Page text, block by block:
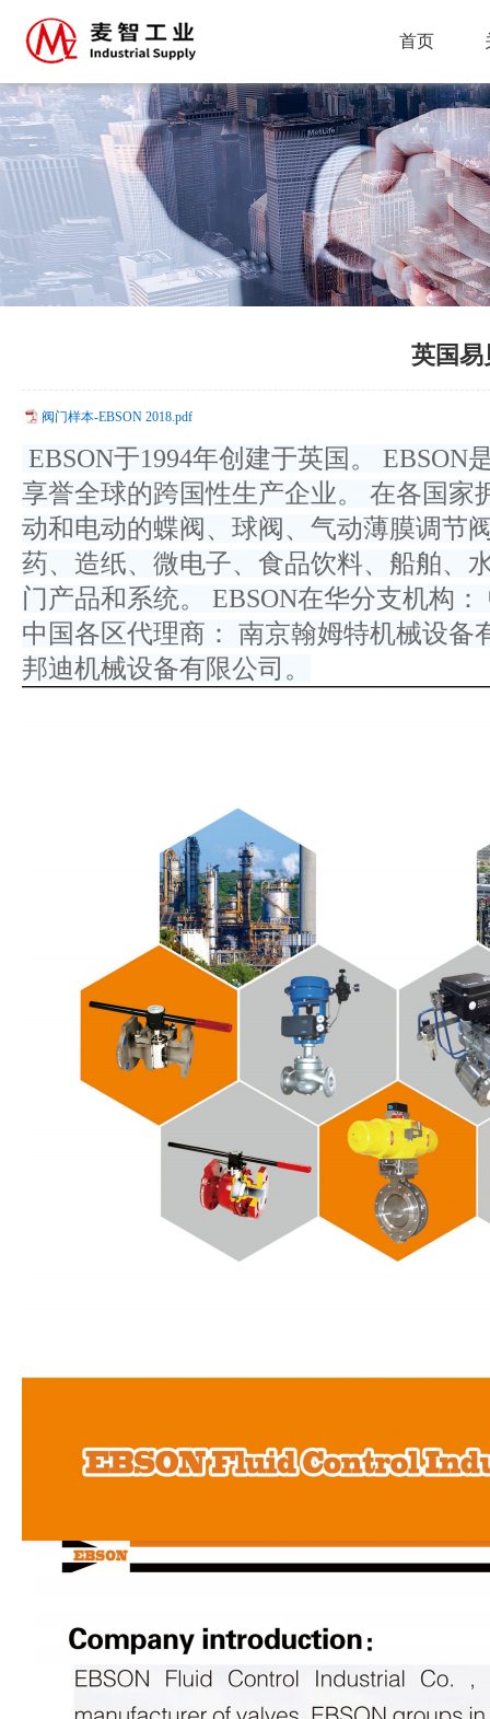
首页
英国易
阀门样本-EBSON 2018.pdf
EBSON于1994年创建于英国。
享誉全球的跨国性生产企业。 在各国
动和电动的蝶阀、球阀、气动薄膜调节
药、造纸、微电子、食品饮料、船舶、
门产品和系统。 EBSON在华分支机构
中国各区代理商： 南京翰姆特机械设
邦迪机械设备有限公司。